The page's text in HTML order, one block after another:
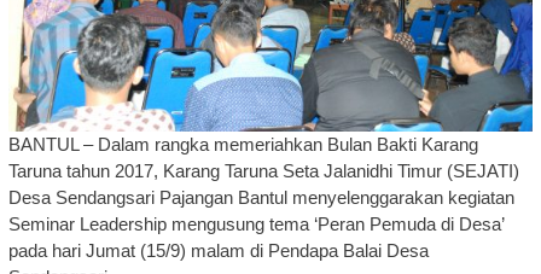
BANTUL – Dalam rangka memeriahkan Bulan Bakti Karang
Taruna tahun 2017, Karang Taruna Seta Jalanidhi Timur (SEJATI)
Desa Sendangsari Pajangan Bantul menyelenggarakan kegiatan
Seminar Leadership mengusung tema ‘Peran Pemuda di Desa’
pada hari Jumat (15/9) malam di Pendapa Balai Desa